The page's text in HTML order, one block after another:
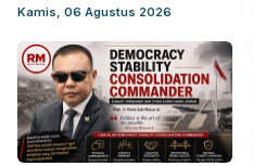
Kamis, 06 Agustus 2026